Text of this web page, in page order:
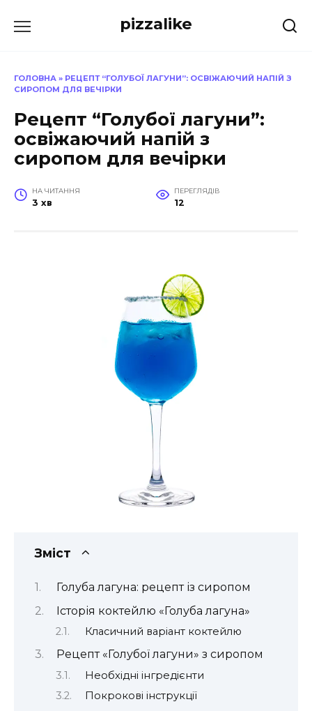
до
pizzalike
ГОЛОВНА » РЕЦЕПТ “ГОЛУБОЇ ЛАГУНИ”: ОСВІЖАЮЧИЙ НАПІЙ З
СИРОПОМ ДЛЯ ВЕЧІРКИ
Рецепт “Голубої лагуни”:
освіжаючий напій з
сиропом для вечірки
НА ЧИТАННЯ
3 хв
ПЕРЕГЛЯДІВ
12
Зміст
Голуба лагуна: рецепт із сиропом
Історія коктейлю «Голуба лагуна»
Класичний варіант коктейлю
Рецепт «Голубої лагуни» з сиропом
Необхідні інгредієнти
Покрокові інструкції